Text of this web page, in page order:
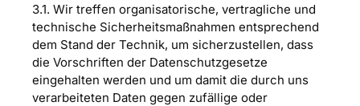
3.1. Wir treffen organisatorische, vertragliche und
technische Sicherheitsmaßnahmen entsprechend
dem Stand der Technik, um sicherzustellen, dass
die Vorschriften der Datenschutzgesetze
eingehalten werden und um damit die durch uns
verarbeiteten Daten gegen zufällige oder